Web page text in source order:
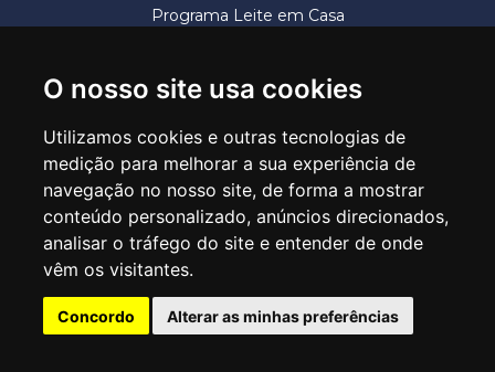
O nosso site usa cookies
Utilizamos cookies e outras tecnologias de
medição para melhorar a sua experiência de
navegação no nosso site, de forma a mostrar
conteúdo personalizado, anúncios direcionados,
analisar o tráfego do site e entender de onde
vêm os visitantes.
Concordo Alterar as minhas preferências
Programa Leite em Casa
SECRETARIA DE EDUCAÇÃO
Rua Claudino Barbosa, 313 - Macedo - Guarulhos/SP CEP 07113-040
Central de Atendimento: *55 11 2475-7300